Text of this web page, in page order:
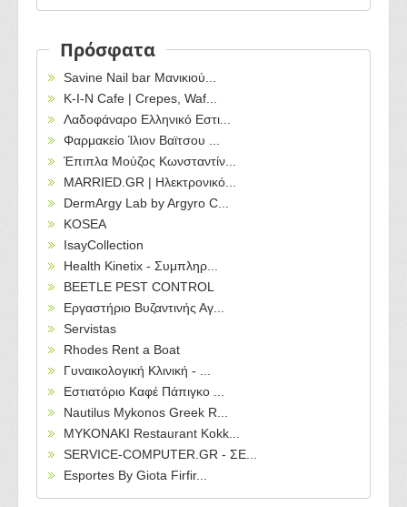
Πρόσφατα
Savine Nail bar Μανικιού...
Κ-Ι-Ν Cafe | Crepes, Waf...
Λαδοφάναρο Ελληνικό Εστι...
Φαρμακείο Ίλιον Βαϊτσου ...
Έπιπλα Μούζος Κωνσταντίν...
MARRIED.GR | Ηλεκτρονικό...
DermArgy Lab by Argyro C...
KOSEA
IsayCollection
Health Kinetix - Συμπληρ...
BEETLE PEST CONTROL
Εργαστήριο Βυζαντινής Αγ...
Servistas
Rhodes Rent a Boat
Γυναικολογική Κλινική - ...
Εστιατόριο Καφέ Πάπιγκο ...
Nautilus Mykonos Greek R...
MYKONAKI Restaurant Kokk...
SERVICE-COMPUTER.GR - ΣΕ...
Esportes By Giota Firfir...